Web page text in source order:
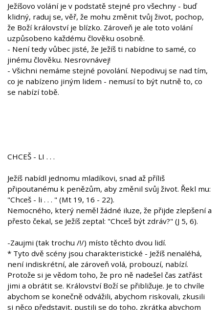
Ježíšovo volání je v podstatě stejné pro všechny - buď
klidný, raduj se, věř, že mohu změnit tvůj život, pochop,
že Boží království je blízko. Zároveň je ale toto volání
uzpůsobeno každému člověku osobně.
- Není tedy vůbec jisté, že Ježíš ti nabídne to samé, co
jinému člověku. Nesrovnávej!
- Všichni nemáme stejné povolání. Nepodivuj se nad tím,
co je nabízeno jiným lidem - nemusí to být nutně to, co
se nabízí tobě.
CHCEŠ - LI . . .
Ježíš nabídl jednomu mladíkovi, snad až příliš
připoutanému k penězům, aby změnil svůj život. Řekl mu:
"Chceš - li . . . " (Mt 19, 16 - 22).
Nemocného, který neměl žádné iluze, že přijde zlepšení a
přesto čekal, se Ježíš zeptal: "Chceš být zdráv?" (J 5, 6).
-Zaujmi (tak trochu /!/) místo těchto dvou lidí.
* Tyto dvě scény jsou charakteristické - Ježíš nenaléhá,
není indiskrétní, ale zároveň volá, probouzí, nabízí.
Protože si je vědom toho, že pro ně nadešel čas zatřást
jimi a obrátit se. Království Boží se přibližuje. Je to chvíle
abychom se konečně odvážili, abychom riskovali, zkusili
si něco představit, pustili se do toho, zkrátka abychom